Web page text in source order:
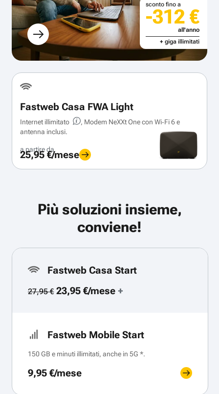
sconto fino a
-312 €
all'anno
+ giga illimitati
Fastweb Casa FWA Light
Internet illimitato
, Modem NeXXt One con Wi‑Fi 6 e
antenna inclusi.
a partire da
25,95 €/mese
Più soluzioni insieme,
conviene!
Fastweb Casa Start
27,95 €23,95 €/mese+
Fastweb Mobile Start
150 GB e minuti illimitati, anche in 5G *.
9,95 €/mese